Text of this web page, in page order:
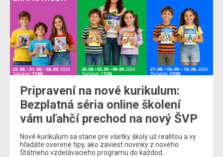
Pripravení na nové kurikulum:
Bezplatná séria online školení
vám uľahčí prechod na nový ŠVP
Nové kurikulum sa stane pre všetky školy už realitou a vy
hľadáte overené tipy, ako zaviesť novinky z nového
Štátneho vzdelávacieho programu do každod...